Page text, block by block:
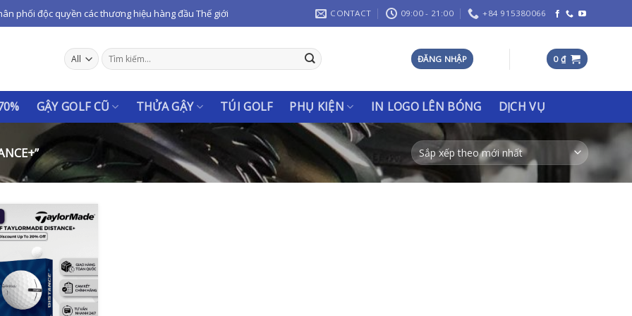
phối độc quyền các thương hiệu hàng đầu Thế giới CONTACT 09:00 - 21:00 +84 915380066
Tìm
kiếm:
ĐĂNG NHẬP 0 ₫
GẬY GOLF CŨ THỬA GẬY TÚI GOLF PHỤ KIỆN IN LOGO LÊN BÓNG DỊCH VỤ